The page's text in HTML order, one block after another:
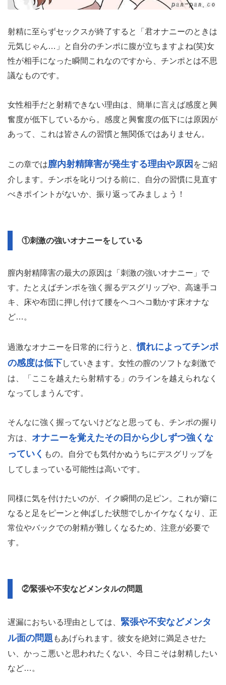
射精に至らずセックスが終了すると「君オナニーのときは
元気じゃん…」と自分のチンポに腹が立ちますよね(笑)女
性が相手になった瞬間これなのですから、チンポとは不思
議なものです。
女性相手だと射精できない理由は、簡単に言えば感度と興
奮度が低下しているから。感度と興奮度の低下には原因が
あって、これは皆さんの習慣と無関係ではありません。
この章では膣内射精障害が発生する理由や原因 をご紹
介します。チンポを叱りつける前に、自分の習慣に見直す
べきポイントがないか、振り返ってみましょう！
①刺激の強いオナニーをしている
膣内射精障害の最大の原因は「刺激の強いオナニー」で
す。たとえばチンポを強く握るデスグリップや、高速手コ
キ、床や布団に押し付けて腰をヘコヘコ動かす床オナな
ど…。
過激なオナニーを日常的に行うと、慣れによってチンポ
の感度は低下していきます。女性の膣のソフトな刺激で
は、「ここを越えたら射精する」のラインを越えられなく
なってしまうんです。
そんなに強く握ってないけどなと思っても、チンポの握り
方は、 オナニーを覚えたその日から少しずつ強くな
っていく もの。自分でも気付かぬうちにデスグリップを
してしまっている可能性は高いです。
同様に気を付けたいのが、イク瞬間の足ピン。これが癖に
なると足をピーンと伸ばした状態でしかイケなくなり、正
常位やバックでの射精が難しくなるため、注意が必要で
す。
②緊張や不安などメンタルの問題
遅漏におちいる理由としては、 緊張や不安などメンタ
ル面の問題 もあげられます。彼女を絶対に満足させた
い、かっこ悪いと思われたくない、今日こそは射精したい
など…。